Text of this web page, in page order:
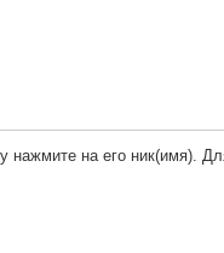
нажмите на его ник(имя).